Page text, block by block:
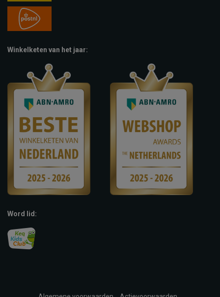
Winkelketen van het jaar:
Word lid: